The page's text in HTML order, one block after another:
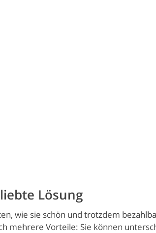
Lösung
wie sie schön und trotzdem
mehrere Vorteile: Sie können